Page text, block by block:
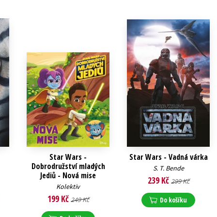
Star Wars -
Dobrodružství mladých
Jediů - Nová mise
Kolektiv
199 Kč 249 Kč
Star Wars - Vadná várka
S. T. Bende
239 Kč 299 Kč
Do košíku